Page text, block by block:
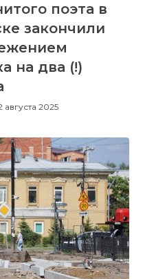
поэта в
закончили
на два (!)
августа 2025